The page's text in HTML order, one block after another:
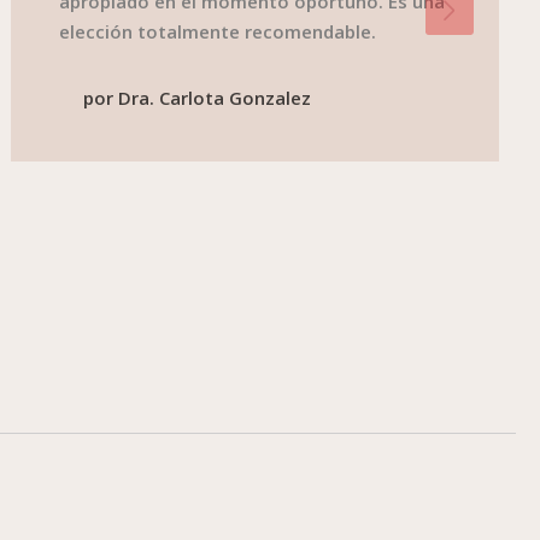
elección totalmente recomendable.
por Dra. Carlota Gonzalez